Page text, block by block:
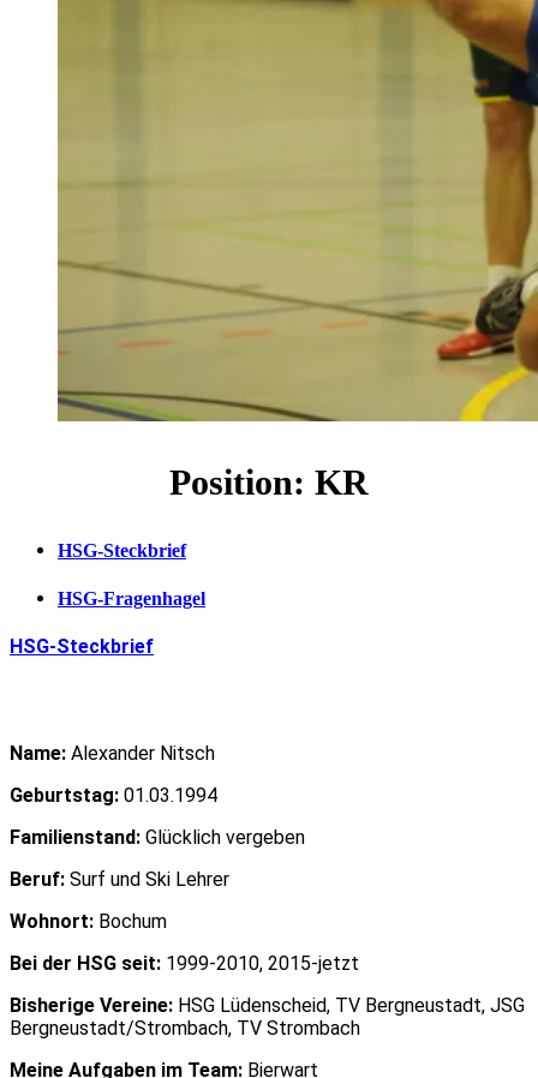
Position: KR
HSG-Steckbrief
HSG-Fragenhagel
HSG-Steckbrief
Name: Alexander Nitsch
Geburtstag: 01.03.1994
Familienstand: Glücklich vergeben
Beruf: Surf und Ski Lehrer
Wohnort: Bochum
Bei der HSG seit: 1999-2010, 2015-jetzt
Bisherige Vereine: HSG Lüdenscheid, TV Bergneustadt, JSG
Bergneustadt/Strombach, TV Strombach
Meine Aufgaben im Team: Bierwart